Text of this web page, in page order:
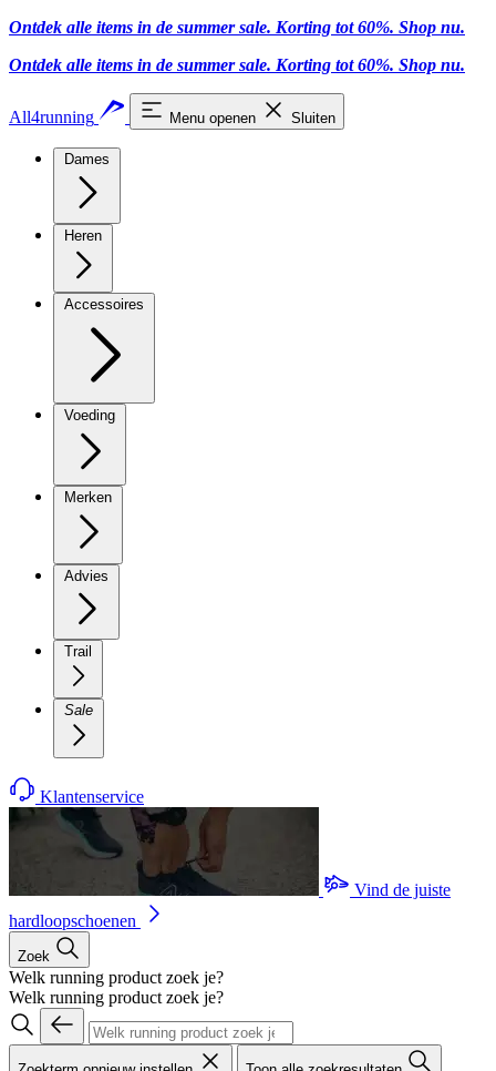
Ontdek alle items in de summer sale. Korting tot 60%. Shop nu.
Ontdek alle items in de summer sale. Korting tot 60%. Shop nu.
All4running Menu openen Sluiten
Dames
Heren
Accessoires
Voeding
Merken
Advies
Trail
Sale
Klantenservice
Vind de juiste
hardloopschoenen
Zoek
Welk running product zoek je?
Welk running product zoek je?